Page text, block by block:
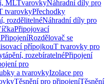
MLTvarovkyNáhradní díly pro
tvarovkyPřechodky
rozdělitelnéNáhradní díly pro
Připojovací
Rozdělovač se
přípojkouT tvarovky pro
rozebíratelnéPřipojení
pro
a tvarovkyIzolace pro
Těsnění pro připojeníTěsnění